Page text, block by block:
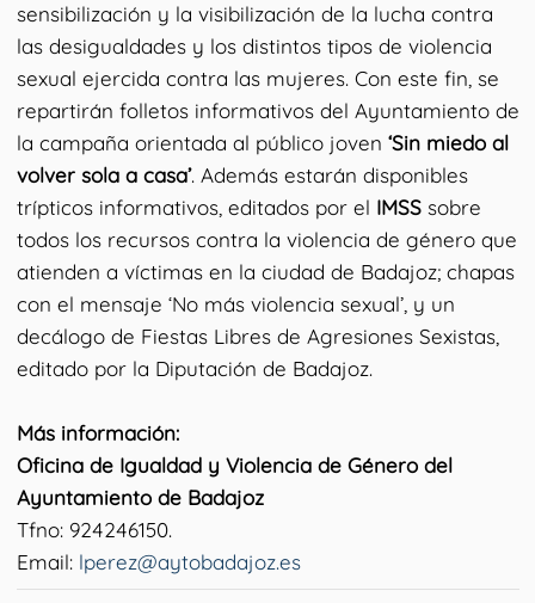
sensibilización y la visibilización de la lucha contra
las desigualdades y los distintos tipos de violencia
sexual ejercida contra las mujeres. Con este fin, se
repartirán folletos informativos del Ayuntamiento de
la campaña orientada al público joven ‘Sin miedo al
volver sola a casa’. Además estarán disponibles
trípticos informativos, editados por el IMSSsobre
todos los recursos contra la violencia de género que
atienden a víctimas en la ciudad de Badajoz; chapas
con el mensaje ‘No más violencia sexual’, y un
decálogo de Fiestas Libres de Agresiones Sexistas,
editado por la Diputación de Badajoz.
Más información:
Oficina de Igualdad y Violencia de Género del
Ayuntamiento de Badajoz
Tfno: 924246150.
Email: lperez@aytobadajoz.es